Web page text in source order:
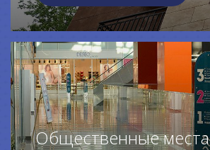
Общественные места